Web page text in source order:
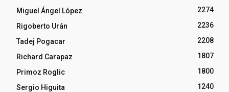
Miguel Ángel López
2274
Rigoberto Urán
2236
Tadej Pogacar
2208
Richard Carapaz
1807
Primoz Roglic
1800
Sergio Higuita
1240